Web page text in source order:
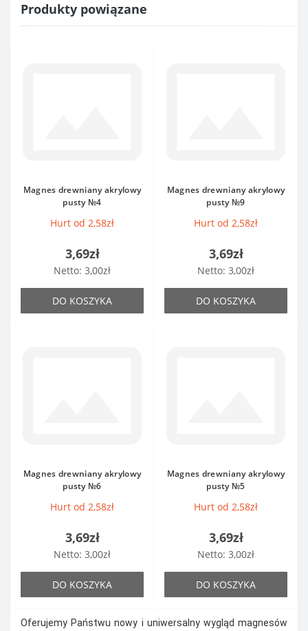
Produkty powiązane
Magnes drewniany akrylowy
pusty №4
Hurt od 2,58zł
3,69zł
Netto: 3,00zł
DO KOSZYKA
Magnes drewniany akrylowy
pusty №9
Hurt od 2,58zł
3,69zł
Netto: 3,00zł
DO KOSZYKA
Magnes drewniany akrylowy
pusty №6
Hurt od 2,58zł
3,69zł
Netto: 3,00zł
DO KOSZYKA
Magnes drewniany akrylowy
pusty №5
Hurt od 2,58zł
3,69zł
Netto: 3,00zł
DO KOSZYKA
Oferujemy Państwu nowy i uniwersalny wygląd magnesów